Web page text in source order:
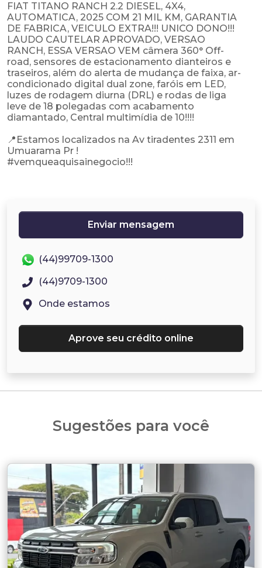
FIAT TITANO RANCH 2.2 DIESEL, 4X4,
AUTOMATICA, 2025 COM 21 MIL KM, GARANTIA
DE FABRICA, VEICULO EXTRA!!! UNICO DONO!!!
LAUDO CAUTELAR APROVADO, VERSAO
RANCH, ESSA VERSAO VEM câmera 360° Off-
road, sensores de estacionamento dianteiros e
traseiros, além do alerta de mudança de faixa, ar-
condicionado digital dual zone, faróis em LED,
luzes de rodagem diurna (DRL) e rodas de liga
leve de 18 polegadas com acabamento
diamantado, Central multimídia de 10!!!!
📍Estamos localizados na Av tiradentes 2311 em
Umuarama Pr !
#vemqueaquisainegocio!!!
Enviar mensagem
(44)99709-1300
(44)9709-1300
Onde estamos
Aprove seu crédito online
Sugestões para você